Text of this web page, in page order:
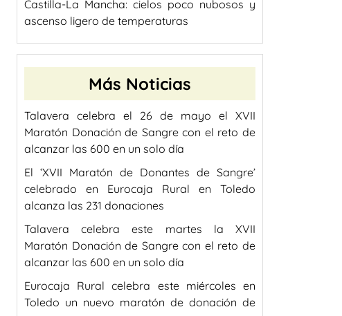
Castilla-La Mancha: cielos poco nubosos y
ascenso ligero de temperaturas
Más Noticias
Talavera celebra el 26 de mayo el XVII
Maratón Donación de Sangre con el reto de
alcanzar las 600 en un solo día
El ‘XVII Maratón de Donantes de Sangre’
celebrado en Eurocaja Rural en Toledo
alcanza las 231 donaciones
Talavera celebra este martes la XVII
Maratón Donación de Sangre con el reto de
alcanzar las 600 en un solo día
Eurocaja Rural celebra este miércoles en
Toledo un nuevo maratón de donación de